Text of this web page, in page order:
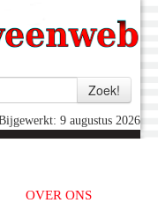
9 augustus 2026
OVER ONS